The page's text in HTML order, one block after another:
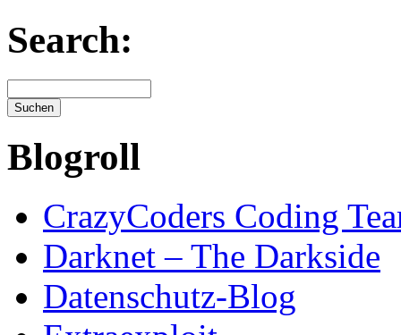
Search:
Blogroll
CrazyCoders Coding
Darknet – The Darkside
Datenschutz-Blog